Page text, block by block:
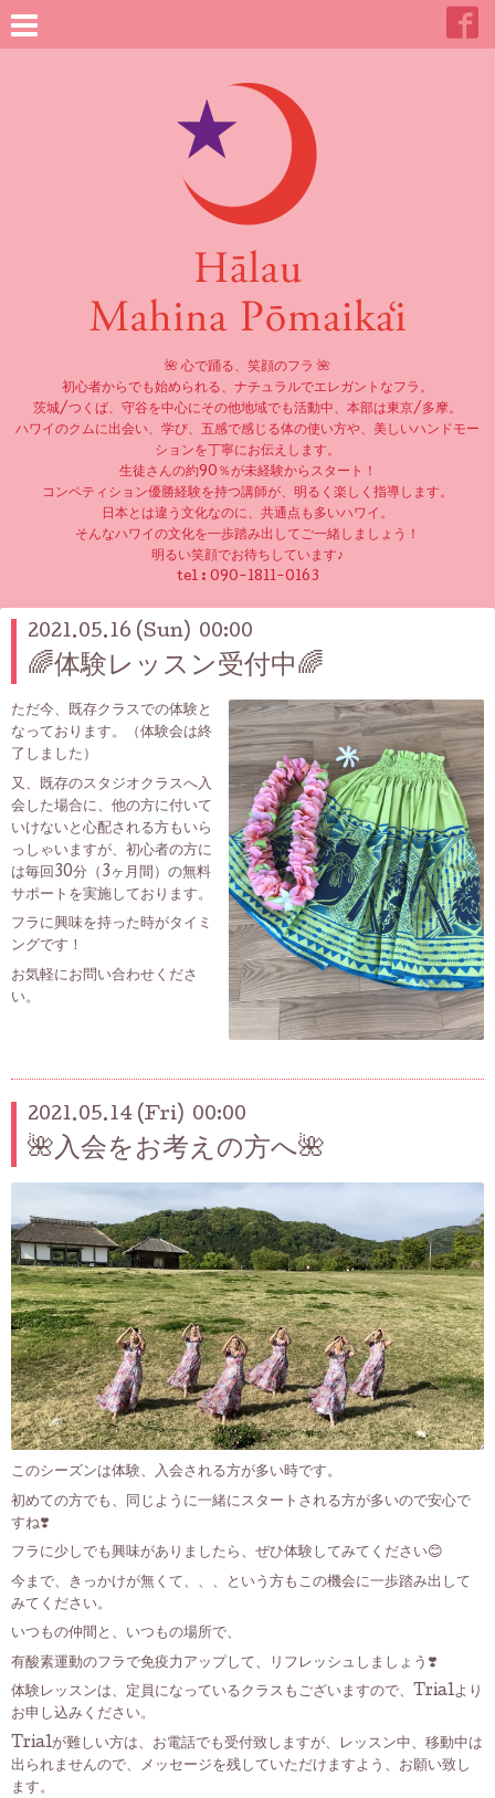
🌺 心で踊る、笑顔のフラ 🌺
初心者からでも始められる、ナチュラルでエレガントなフラ。
茨城/つくば、守谷を中心にその他地域でも活動中、本部は東京/多摩。
ハワイのクムに出会い、学び、五感で感じる体の使い方や、美しいハンドモー
ションを丁寧にお伝えします。
生徒さんの約90％が未経験からスタート！
コンペティション優勝経験を持つ講師が、明るく楽しく指導します。
日本とは違う文化なのに、共通点も多いハワイ。
そんなハワイの文化を一歩踏み出してご一緒しましょう！
明るい笑顔でお待ちしています♪
tel : 090-1811-0163
2021.05.16 (Sun) 00:00
🌈体験レッスン受付中🌈
ただ今、既存クラスでの体験と
なっております。（体験会は終
了しました）
又、既存のスタジオクラスへ入
会した場合に、他の方に付いて
いけないと心配される方もいら
っしゃいますが、初心者の方に
は毎回30分（3ヶ月間）の無料
サポートを実施しております。
フラに興味を持った時がタイミ
ングです！
お気軽にお問い合わせくださ
い。
2021.05.14 (Fri) 00:00
🌺入会をお考えの方へ🌺
このシーズンは体験、入会される方が多い時です。
初めての方でも、同じように一緒にスタートされる方が多いので安心で
すね❣️
フラに少しでも興味がありましたら、ぜひ体験してみてください😊
今まで、きっかけが無くて、、、という方もこの機会に一歩踏み出して
みてください。
いつもの仲間と、いつもの場所で、
有酸素運動のフラで免疫力アップして、リフレッシュしましょう❣️
体験レッスンは、定員になっているクラスもございますので、Trialより
お申し込みください。
Trialが難しい方は、お電話でも受付致しますが、レッスン中、移動中は
出られませんので、メッセージを残していただけますよう、お願い致し
ます。